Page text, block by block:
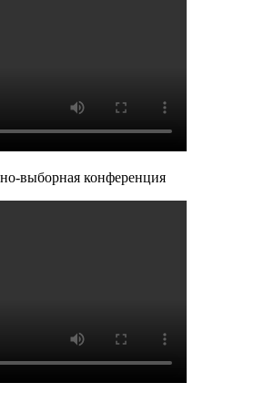
выборная конференция